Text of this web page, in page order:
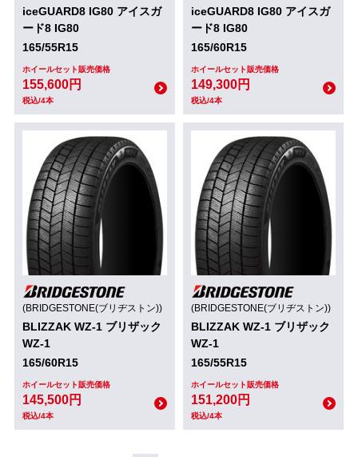
iceGUARD8 IG80 アイスガ
ード8 IG80
165/55R15
ホイールセット販売価格
155,600円
税込/4本
iceGUARD8 IG80 アイスガ
ード8 IG80
165/60R15
ホイールセット販売価格
149,300円
税込/4本
(BRIDGESTONE(ブリヂストン))
BLIZZAK WZ-1 ブリザック
WZ-1
165/60R15
ホイールセット販売価格
145,500円
税込/4本
(BRIDGESTONE(ブリヂストン))
BLIZZAK WZ-1 ブリザック
WZ-1
165/55R15
ホイールセット販売価格
151,200円
税込/4本